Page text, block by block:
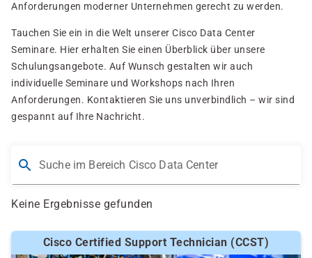
Anforderungen moderner Unternehmen gerecht zu werden.
Tauchen Sie ein in die Welt unserer Cisco Data Center
Seminare. Hier erhalten Sie einen Überblick über unsere
Schulungsangebote. Auf Wunsch gestalten wir auch
individuelle Seminare und Workshops nach Ihren
Anforderungen. Kontaktieren Sie uns unverbindlich – wir sind
gespannt auf Ihre Nachricht.
Suche im Bereich Cisco Data Center
Keine Ergebnisse gefunden
Cisco Certified Support Technician (CCST)